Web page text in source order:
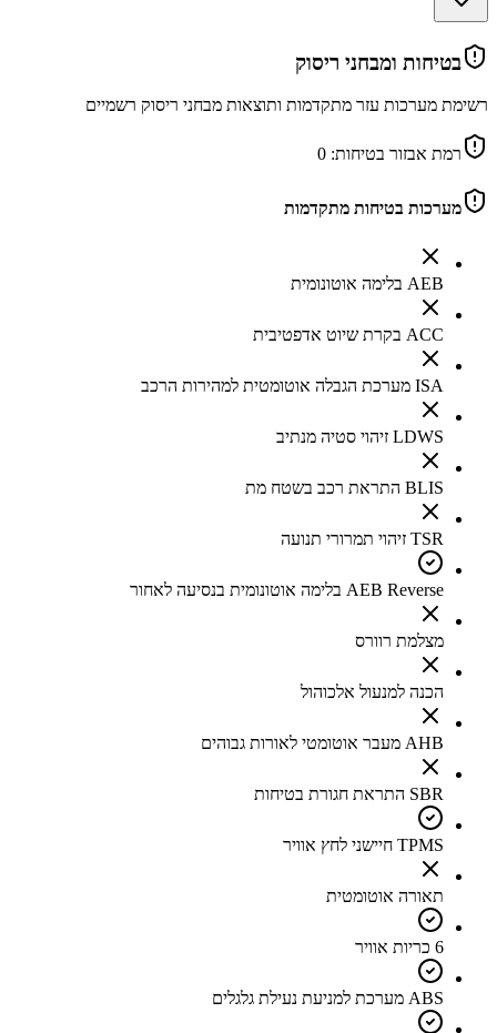
בטיחות ומבחני ריסוק
רשימת מערכות עזר מתקדמות ותוצאות מבחני ריסוק רשמיים
רמת אבזור בטיחות: 0
מערכות בטיחות מתקדמות
AEB בלימה אוטונומית
ACC בקרת שיוט אדפטיבית
ISA מערכת הגבלה אוטומטית למהירות הרכב
LDWS זיהוי סטיה מנתיב
BLIS התראת רכב בשטח מת
TSR זיהוי תמרורי תנועה
AEB Reverse בלימה אוטונומית בנסיעה לאחור
מצלמת רוורס
הכנה למנעול אלכוהול
AHB מעבר אוטומטי לאורות גבוהים
SBR התראת חגורת בטיחות
TPMS חיישני לחץ אוויר
תאורה אוטומטית
6 כריות אוויר
ABS מערכת למניעת נעילת גלגלים